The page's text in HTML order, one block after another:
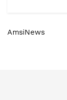
AmsiNews